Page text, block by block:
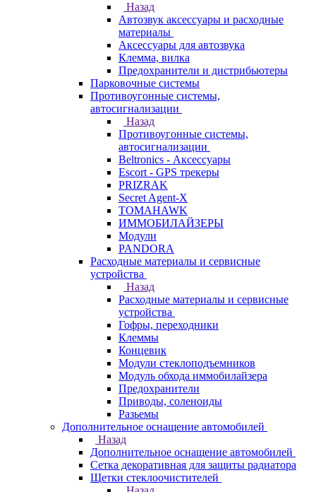
Назад
Автозвук аксессуары и расходные
материалы
Аксессуары для автозвука
Клемма, вилка
Предохранители и дистрибьютеры
Парковочные системы
Противоугонные системы,
автосигнализации
Назад
Противоугонные системы,
автосигнализации
Beltronics - Аксессуары
Escort - GPS трекеры
PRIZRAK
Secret Agent-X
TOMAHAWK
ИММОБИЛАЙЗЕРЫ
Модули
PANDORA
Расходные материалы и сервисные
устройства
Назад
Расходные материалы и сервисные
устройства
Гофры, переходники
Клеммы
Концевик
Модули стеклоподъемников
Модуль обхода иммобилайзера
Предохранители
Приводы, соленоиды
Разьемы
Дополнительное оснащение автомобилей
Назад
Дополнительное оснащение автомобилей
Сетка декоративная для защиты радиатора
Щетки стеклоочистителей